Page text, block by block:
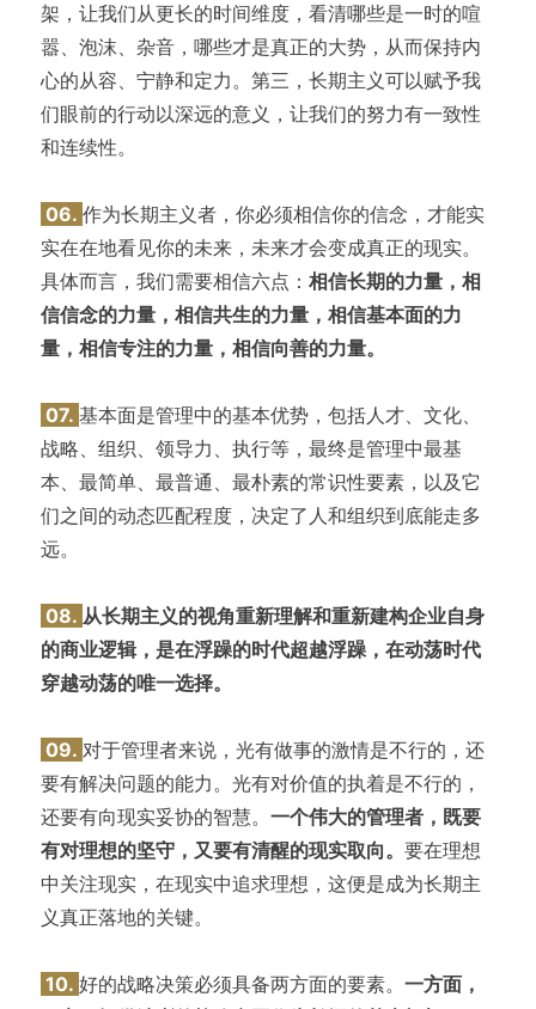
架，让我们从更长的时间维度，看清哪些是一时的喧
嚣、泡沫、杂音，哪些才是真正的大势，从而保持内
心的从容、宁静和定力。第三，长期主义可以赋予我
们眼前的行动以深远的意义，让我们的努力有一致性
和连续性。
06. 作为长期主义者，你必须相信你的信念，才能实
实在在地看见你的未来，未来才会变成真正的现实。
具体而言，我们需要相信六点： 相信长期的力量，相
信信念的力量，相信共生的力量，相信基本面的力
量，相信专注的力量，相信向善的力量。
07. 基本面是管理中的基本优势，包括人才、文化、
战略、组织、领导力、执行等，最终是管理中最基
本、最简单、最普通、最朴素的常识性要素，以及它
们之间的动态匹配程度，决定了人和组织到底能走多
远。
08. 从长期主义的视角重新理解和重新建构企业自身
的商业逻辑，是在浮躁的时代超越浮躁，在动荡时代
穿越动荡的唯一选择。
09. 对于管理者来说，光有做事的激情是不行的，还
要有解决问题的能力。光有对价值的执着是不行的，
还要有向现实妥协的智慧。 一个伟大的管理者，既要
有对理想的坚守，又要有清醒的现实取向。 要在理想
中关注现实，在现实中追求理想，这便是成为长期主
义真正落地的关键。
10. 好的战略决策必须具备两方面的要素。 一方面，